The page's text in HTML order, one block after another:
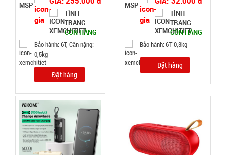
màu vàng
Nhật Bản (
T36 )
004739
20.000 đ
CÒN HÀNG
hành:
Test ,
Cân nặng :
0.3kg
TÌNH
TRẠNG:
CÒN HÀNG
Bảo hành: 6T, Cân nặng:
0,5kg
Đặt hàng
TÌNH
TRẠNG:
CÒN HÀNG
Bảo hành: 6T 0,3kg
Đặt hàng